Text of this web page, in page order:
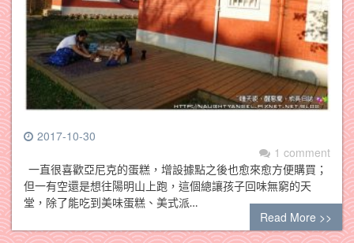
2017-10-30
1 comment
一直很喜歡亞尼克的蛋糕，增設據點之後也愈來愈方便購買；
但一有空還是想往陽明山上跑，這個總讓孩子回味無窮的天
堂，除了能吃到美味蛋糕、美式派…
Read More >>